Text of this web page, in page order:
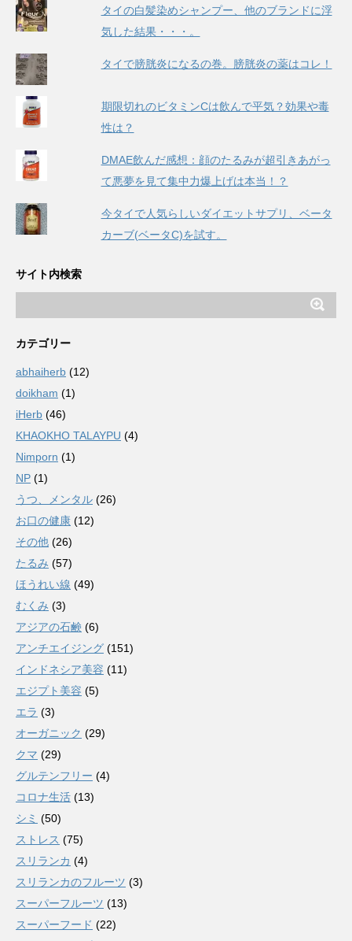
タイの白髪染めシャンプー、他のブランドに浮
気した結果・・・。
タイで膀胱炎になるの巻。膀胱炎の薬はコレ！
期限切れのビタミンCは飲んで平気？効果や毒
性は？
DMAE飲んだ感想：顔のたるみが超引きあがっ
て悪夢を見て集中力爆上げは本当！？
今タイで人気らしいダイエットサプリ、ベータ
カーブ(ベータC)を試す。
サイト内検索
カテゴリー
abhaiherb (12)
doikham (1)
iHerb (46)
KHAOKHO TALAYPU (4)
Nimporn (1)
NP (1)
うつ、メンタル (26)
お口の健康 (12)
その他 (26)
たるみ (57)
ほうれい線 (49)
むくみ (3)
アジアの石鹸 (6)
アンチエイジング (151)
インドネシア美容 (11)
エジプト美容 (5)
エラ (3)
オーガニック (29)
クマ (29)
グルテンフリー (4)
コロナ生活 (13)
シミ (50)
ストレス (75)
スリランカ (4)
スリランカのフルーツ (3)
スーパーフルーツ (13)
スーパーフード (22)